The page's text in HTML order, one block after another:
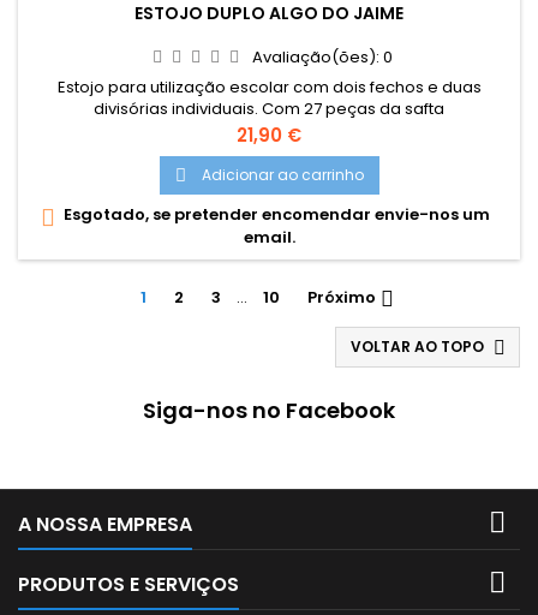
ESTOJO DUPLO ALGO DO JAIME
Avaliação(ões): 0
Estojo para utilização escolar com dois fechos e duas
divisórias individuais. Com 27 peças da safta
Dimensões: 125x40x195 mm
Preço
21,90 €
 Adicionar ao carrinho
 Esgotado, se pretender encomendar envie-nos um
email.
1 2 3 … 10 Próximo 
VOLTAR AO TOPO 
Siga-nos no Facebook
A NOSSA EMPRESA 
PRODUTOS E SERVIÇOS 